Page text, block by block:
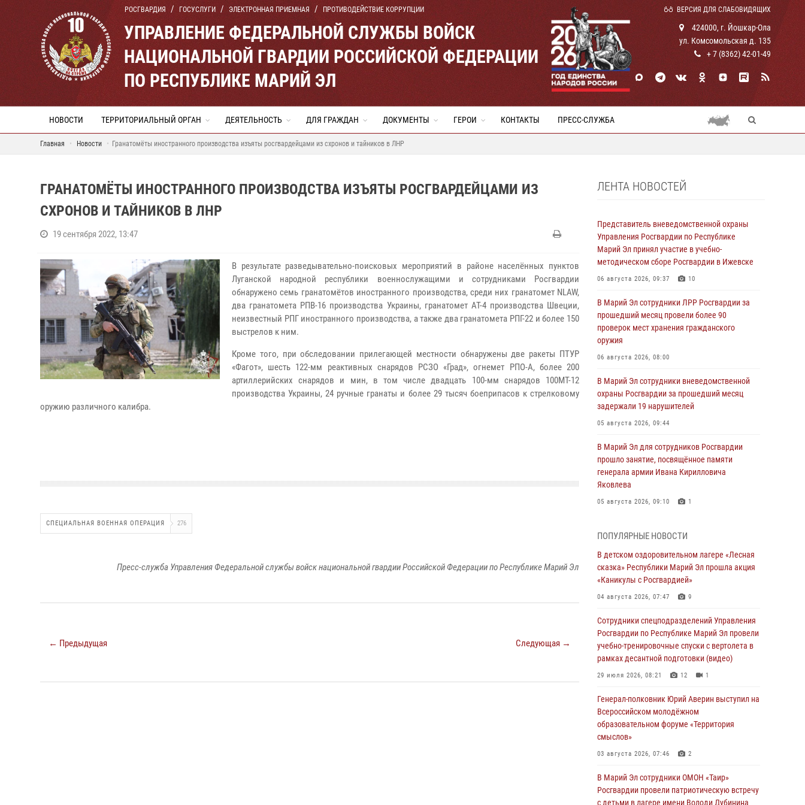
РОСГВАРДИЯ ГОСУСЛУГИ ЭЛЕКТРОННАЯ ПРИЕМНАЯ ПРОТИВОДЕЙСТВИЕ КОРРУПЦИИ ВЕРСИЯ ДЛЯ СЛАБОВИДЯЩИХ
УПРАВЛЕНИЕ ФЕДЕРАЛЬНОЙ СЛУЖБЫ ВОЙСК
НАЦИОНАЛЬНОЙ ГВАРДИИ РОССИЙСКОЙ ФЕДЕРАЦИИ
ПО РЕСПУБЛИКЕ МАРИЙ ЭЛ
424000, г. Йошкар-Ола
ул. Комсомольская д. 135
+ 7 (8362) 42-01-49
НОВОСТИ ТЕРРИТОРИАЛЬНЫЙ ОРГАН ДЕЯТЕЛЬНОСТЬ ДЛЯ ГРАЖДАН ДОКУМЕНТЫ ГЕРОИ КОНТАКТЫ ПРЕСС-СЛУЖБА
Главная Новости Гранатомёты иностранного производства изъяты росгвардейцами из схронов и тайников в ЛНР
ГРАНАТОМЁТЫ ИНОСТРАННОГО ПРОИЗВОДСТВА ИЗЪЯТЫ РОСГВАРДЕЙЦАМИ ИЗ
СХРОНОВ И ТАЙНИКОВ В ЛНР
19 сентября 2022, 13:47
В результате разведывательно-поисковых мероприятий в районе населённых пунктов
Луганской народной республики военнослужащими и сотрудниками Росгвардии
обнаружено семь гранатомётов иностранного производства, среди них гранатомет NLAW,
два гранатомета РПВ-16 производства Украины, гранатомет АТ-4 производства Швеции,
неизвестный РПГ иностранного производства, а также два гранатомета РПГ-22 и более 150
выстрелов к ним.
Кроме того, при обследовании прилегающей местности обнаружены две ракеты ПТУР
«Фагот», шесть 122-мм реактивных снарядов РСЗО «Град», огнемет РПО-А, более 200
артиллерийских снарядов и мин, в том числе двадцать 100-мм снарядов 100МТ-12
производства Украины, 24 ручные гранаты и более 29 тысяч боеприпасов к стрелковому
оружию различного калибра.
СПЕЦИАЛЬНАЯ ВОЕННАЯ ОПЕРАЦИЯ 276
Пресс-служба Управления Федеральной службы войск национальной гвардии Российской Федерации по Республике Марий Эл
← Предыдущая Следующая →
ЛЕНТА НОВОСТЕЙ
Представитель вневедомственной охраны
Управления Росгвардии по Республике
Марий Эл принял участие в учебно-
методическом сборе Росгвардии в Ижевске
06 августа 2026, 09:37 10
В Марий Эл сотрудники ЛРР Росгвардии за
прошедший месяц провели более 90
проверок мест хранения гражданского
оружия
06 августа 2026, 08:00
В Марий Эл сотрудники вневедомственной
охраны Росгвардии за прошедший месяц
задержали 19 нарушителей
05 августа 2026, 09:44
В Марий Эл для сотрудников Росгвардии
прошло занятие, посвящённое памяти
генерала армии Ивана Кирилловича
Яковлева
05 августа 2026, 09:10 1
сказка» Республики Марий Эл прошла акция
«Каникулы с Росгвардией»
04 августа 2026, 07:47 9
Сотрудники Центра лицензионно-
Росгвардии по Республике Марий Эл приняли
участие в совещании по вопросам
организации летне-осеннего сезона охоты
04 августа 2026, 06:46
провели занятие по антикоррупционной
тематике
04 августа 2026, 06:06 2
Генерал-полковник Юрий Аверин выступил на
образовательном форуме «Территория
смыслов»
03 августа 2026, 07:46 2
ПОПУЛЯРНЫЕ НОВОСТИ
В детском оздоровительном лагере «Лесная
сказка» Республики Марий Эл прошла акция
«Каникулы с Росгвардией»
04 августа 2026, 07:47 9
Сотрудники спецподразделений Управления
Росгвардии по Республике Марий Эл провели
учебно-тренировочные спуски с вертолета в
рамках десантной подготовки (видео)
29 июля 2026, 08:21 12 1
Генерал-полковник Юрий Аверин выступил на
Всероссийском молодёжном
образовательном форуме «Территория
смыслов»
03 августа 2026, 07:46 2
В Марий Эл сотрудники ОМОН «Таир»
Росгвардии провели патриотическую встречу
с детьми в лагере имени Володи Дубинина